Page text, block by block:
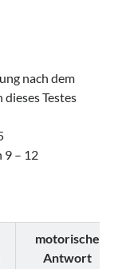
nach dem
Testes
9 – 12
motorische
Antwort